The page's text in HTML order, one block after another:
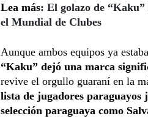
Lea más: El golazo de
el Mundial de Clubes
Aunque ambos equipos ya
“Kaku” dejó una marca
revive el orgullo guaraní en la
lista de jugadores paraguayos
selección paraguaya como